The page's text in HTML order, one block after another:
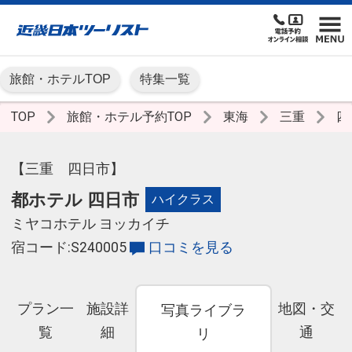
旅館・ホテルTOP 特集一覧
TOP 旅館・ホテル予約TOP 東海 三重
【三重 四日市】
都ホテル 四日市 ハイクラス
ミヤコホテル ヨッカイチ
宿コード:S240005
口コミを見る
プラン一
覧
施設詳
細
写真ライブラ
リ
地図・交
通